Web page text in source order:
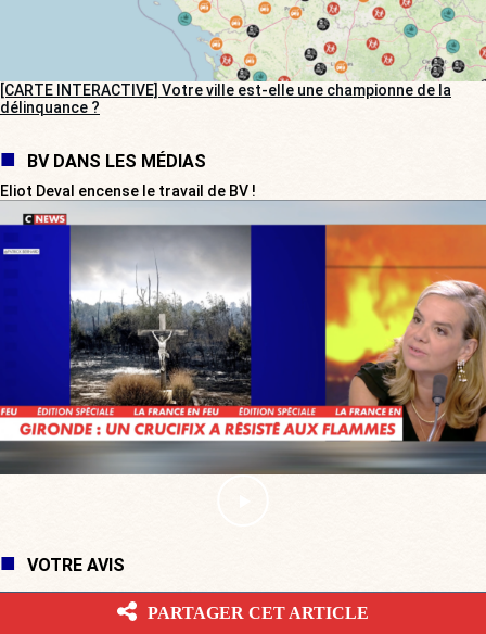
[CARTE INTERACTIVE] Votre ville est-elle une championne de la
délinquance ?
BV DANS LES MÉDIAS
Eliot Deval encense le travail de BV !
VOTRE AVIS
PARTAGER CET ARTICLE